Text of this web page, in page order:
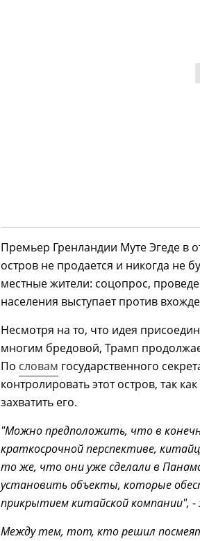
Премьер Гренландии Муте Эгеде в
остров не продается и никогда не
местные жители: соцопрос,
населения выступает против
Несмотря на то, что идея
многим бредовой, Трамп
По словам государственного
контролировать этот остров, так
захватить его.
"Можно предположить, что в
краткосрочной перспективе,
то же, что они уже сделали в
установить объекты, которые
прикрытием китайской компании", -
Между тем, тот, кто решил